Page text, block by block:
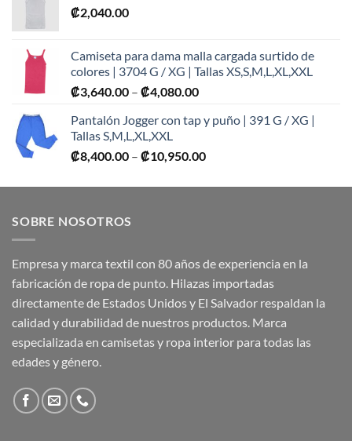
₡2,040.00
Camiseta para dama malla cargada surtido de
colores | 3704 G / XG | Tallas XS,S,M,L,XL,XXL
₡3,640.00 – ₡4,080.00Price
₡3,640.00
₡4,080.00
Pantalón Jogger con tap y puño | 391 G / XG |
Tallas S,M,L,XL,XXL
₡8,400.00 – ₡10,950.00Price
₡8,400.00
SOBRE NOSOTROS
Empresa y marca textil con 80 años de experiencia en la
fabricación de ropa de punto. Hilazas importadas
directamente de Estados Unidos y El Salvador respaldan la
calidad y durabilidad de nuestros productos. Marca
especializada en camisetas y ropa interior para todas las
edades y género.